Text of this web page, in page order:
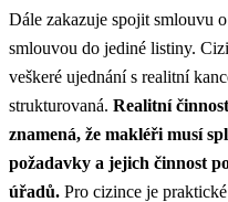
Dále zakazuje spojit smlouvu
smlouvou do jediné listiny.
veškeré ujednání s realitní
strukturovaná. Realitní
znamená, že makléři musí
požadavky a jejich činnost
úřadů. Pro cizince je